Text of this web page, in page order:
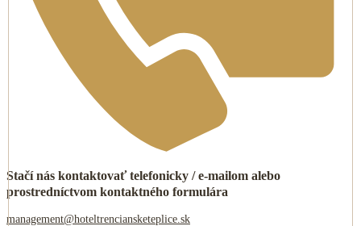
Stačí nás kontaktovať telefonicky / e-mailom alebo
prostredníctvom kontaktného formulára
management@hoteltrenciansketeplice.sk